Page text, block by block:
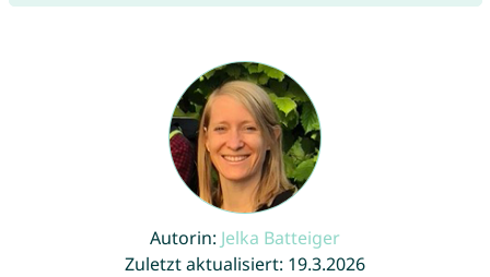
Autorin: Jelka Batteiger
Zuletzt aktualisiert: 19.3.2026